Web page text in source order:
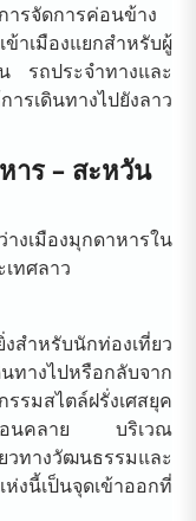
รจัดการค่อนข้าง
าเมืองแยกสำหรับผู้
รถประจำทางและ
รเดินทางไปยังลาว
าร – สะหวัน
งเมืองมุกดาหารใน
ทศลาว
สำหรับนักท่องเที่ยว
ทางไปหรือกลับจาก
มสไตล์ฝรั่งเศสยุค
ผ่อนคลาย บริเวณ
ทางวัฒนธรรมและ
งนี้เป็นจุดเข้าออกที่